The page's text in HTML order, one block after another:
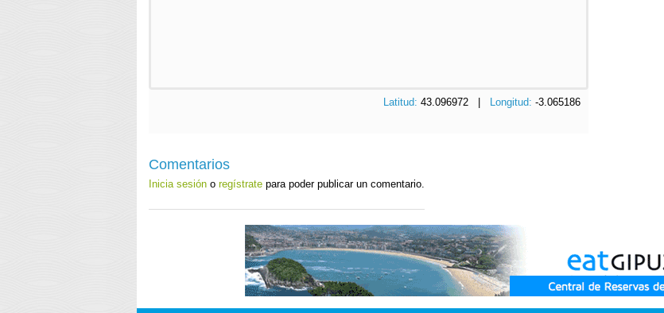
Latitud:43.096972 | Longitud:-3.065186
Comentarios
Inicia sesión o regístrate para poder publicar un comentario.